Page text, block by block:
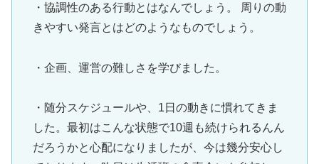
・協調性のある行動とはなんでしょう。 周りの動
きやすい発言とはどのようなものでしょう。
・企画、運営の難しさを学びました。
・随分スケジュールや、1日の動きに慣れてきま
した。最初はこんな状態で10週も続けられるんん
だろうかと心配になりましたが、今は幾分安心し